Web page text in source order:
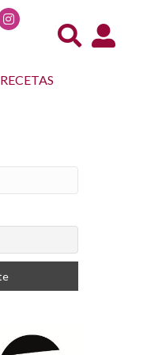
Acceso
RECETAS